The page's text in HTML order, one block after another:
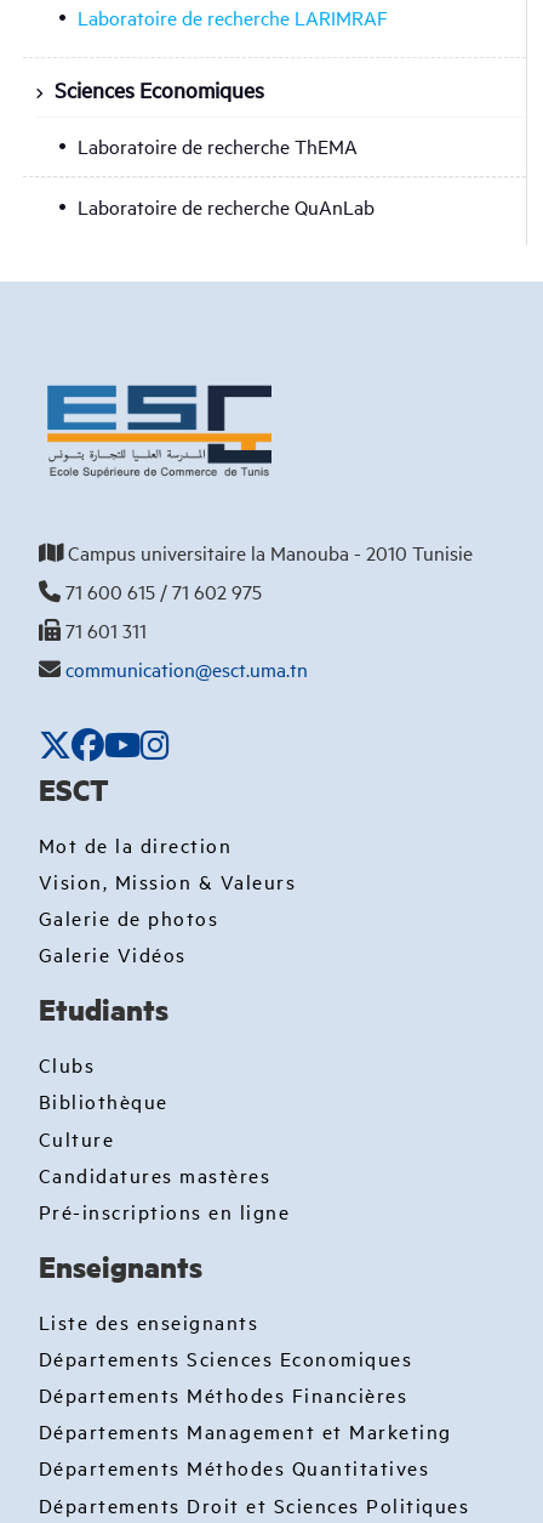
Laboratoire de recherche LARIMRAF
Sciences Economiques
Laboratoire de recherche ThEMA
Laboratoire de recherche QuAnLab
Campus universitaire la Manouba - 2010 Tunisie
71 600 615 / 71 602 975
71 601 311
communication@esct.uma.tn
ESCT
Mot de la direction
Vision, Mission & Valeurs
Galerie de photos
Galerie Vidéos
Etudiants
Clubs
Bibliothèque
Culture
Candidatures mastères
Pré-inscriptions en ligne
Enseignants
Liste des enseignants
Départements Sciences Economiques
Départements Méthodes Financières
Départements Management et Marketing
Départements Méthodes Quantitatives
Départements Droit et Sciences Politiques